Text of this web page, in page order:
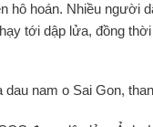
hô hoán. Nhiều người
tới dập lửa, đồng